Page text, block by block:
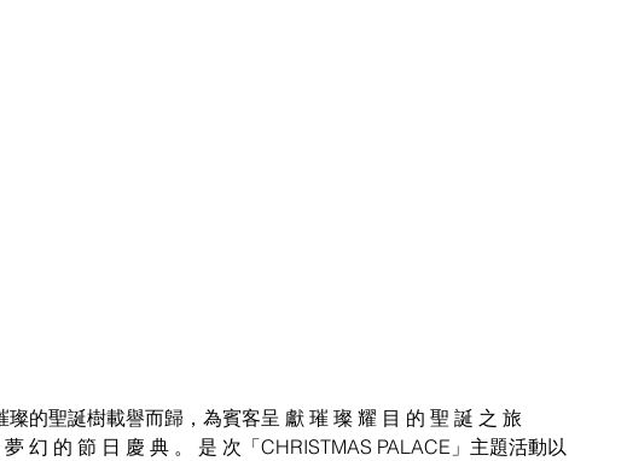
的聖誕樹載譽而歸，為賓客呈 獻 璀 璨 耀 目 的 聖 誕 之 旅
夢 幻 的 節 日 慶 典 。 是 次「CHRISTMAS PALACE」主題活動以